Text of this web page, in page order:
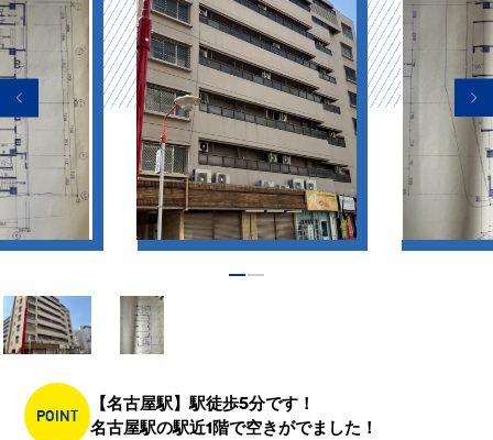
POINT
【名古屋駅】駅徒歩5分です！
名古屋駅の駅近1階で空きがでました！